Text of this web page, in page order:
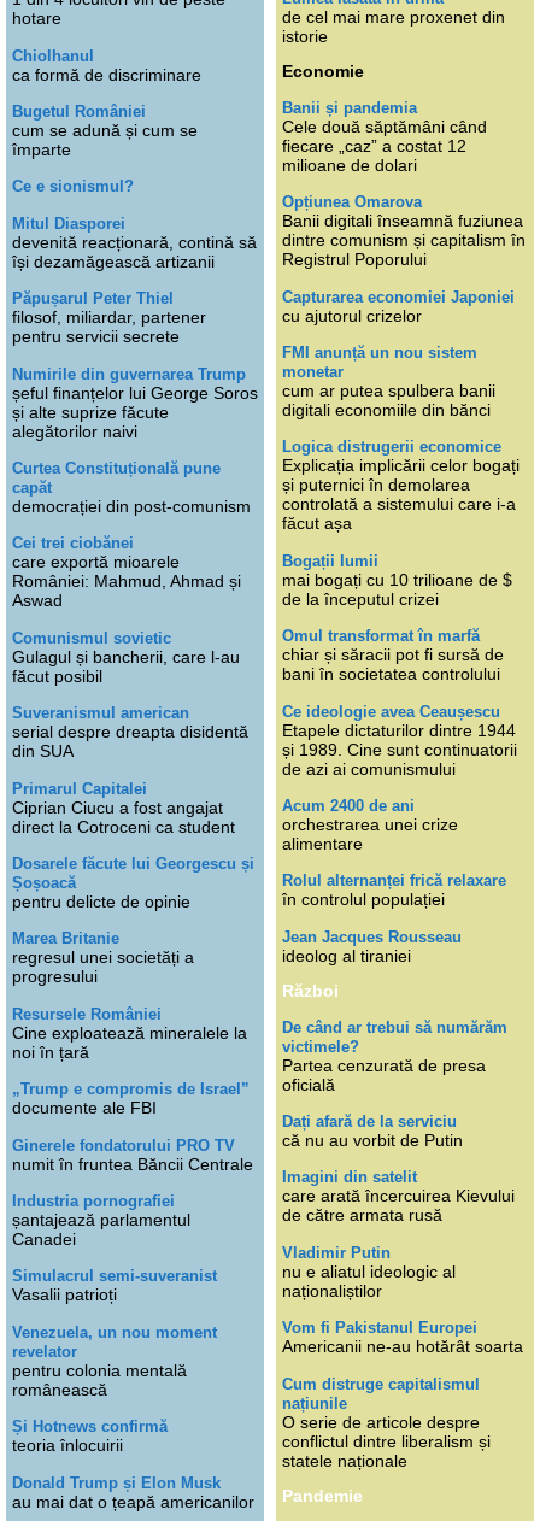
hotare
Chiolhanul
ca formă de discriminare
Bugetul României
cum se adună și cum se
împarte
Ce e sionismul?
Mitul Diasporei
devenită reacționară, contină să
își dezamăgească artizanii
Păpușarul Peter Thiel
filosof, miliardar, partener
pentru servicii secrete
Numirile din guvernarea Trump
șeful finanțelor lui George Soros
și alte suprize făcute
alegătorilor naivi
Curtea Constituțională pune
capăt
democrației din post-comunism
Cei trei ciobănei
care exportă mioarele
României: Mahmud, Ahmad și
Aswad
Comunismul sovietic
Gulagul și bancherii, care l-au
făcut posibil
Suveranismul american
serial despre dreapta disidentă
din SUA
Primarul Capitalei
Ciprian Ciucu a fost angajat
direct la Cotroceni ca student
Dosarele făcute lui Georgescu și
Șoșoacă
pentru delicte de opinie
Marea Britanie
regresul unei societăți a
progresului
Resursele României
Cine exploatează mineralele la
noi în țară
„Trump e compromis de Israel”
documente ale FBI
Ginerele fondatorului PRO TV
numit în fruntea Băncii Centrale
Industria pornografiei
șantajează parlamentul
Canadei
Simulacrul semi-suveranist
Vasalii patrioți
Venezuela, un nou moment
revelator
pentru colonia mentală
românească
Și Hotnews confirmă
teoria înlocuirii
Donald Trump și Elon Musk
au mai dat o țeapă americanilor
de cel mai mare proxenet din
istorie
Economie
Banii și pandemia
Cele două săptămâni când
fiecare „caz” a costat 12
milioane de dolari
Opțiunea Omarova
Banii digitali înseamnă fuziunea
dintre comunism și capitalism în
Registrul Poporului
Capturarea economiei Japoniei
cu ajutorul crizelor
FMI anunță un nou sistem
monetar
cum ar putea spulbera banii
digitali economiile din bănci
Logica distrugerii economice
Explicația implicării celor bogați
și puternici în demolarea
controlată a sistemului care i-a
făcut așa
Bogații lumii
mai bogați cu 10 trilioane de $
de la începutul crizei
Omul transformat în marfă
chiar și săracii pot fi sursă de
bani în societatea controlului
Ce ideologie avea Ceaușescu
Etapele dictaturilor dintre 1944
și 1989. Cine sunt continuatorii
de azi ai comunismului
Acum 2400 de ani
orchestrarea unei crize
alimentare
Rolul alternanței frică relaxare
în controlul populației
Jean Jacques Rousseau
ideolog al tiraniei
Război
De când ar trebui să numărăm
victimele?
Partea cenzurată de presa
oficială
Dați afară de la serviciu
că nu au vorbit de Putin
Imagini din satelit
care arată încercuirea Kievului
de către armata rusă
Vladimir Putin
nu e aliatul ideologic al
naționaliștilor
Vom fi Pakistanul Europei
Americanii ne-au hotărât soarta
Cum distruge capitalismul
națiunile
O serie de articole despre
conflictul dintre liberalism și
statele naționale
Pandemie